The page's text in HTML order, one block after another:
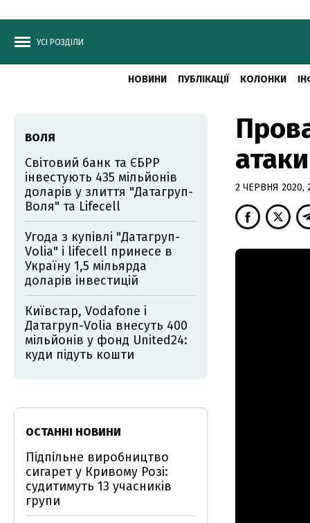
УСІ РОЗДІЛИ
НОВИНИ ПУБЛІКАЦІЇ КОЛОНКИ
атаки
2 ЧЕРВНЯ 2020,
ВОЛЯ
Світовий банк та ЄБРР
інвестують 435 мільйонів
доларів у злиття "Датагруп-
Воля" та Lifecell
Угода з купівлі "Датагруп-
Volia" і lifecell принесе в
Україну 1,5 мільярда
доларів інвестицій
Київстар, Vodafone і
Датагруп-Volia внесуть 400
мільйонів у фонд United24:
куди підуть кошти
ОСТАННІ НОВИНИ
Підпільне виробництво
сигарет у Кривому Розі:
судитимуть 13 учасників
групи